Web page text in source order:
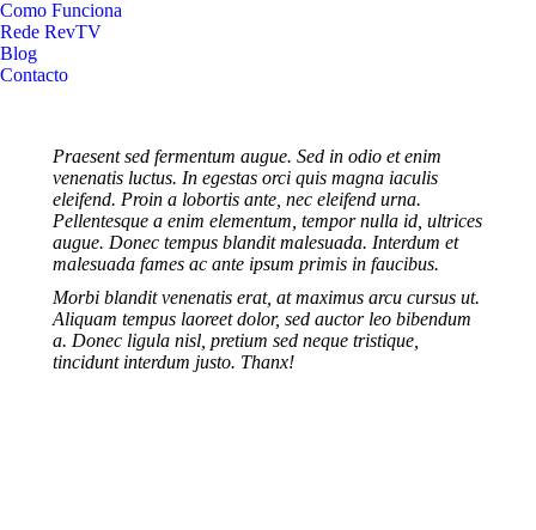
Como Funciona
Rede RevTV
Blog
Contacto
Praesent sed fermentum augue. Sed in odio et enim
venenatis luctus. In egestas orci quis magna iaculis
eleifend. Proin a lobortis ante, nec eleifend urna.
Pellentesque a enim elementum, tempor nulla id, ultrices
augue. Donec tempus blandit malesuada. Interdum et
malesuada fames ac ante ipsum primis in faucibus.
Morbi blandit venenatis erat, at maximus arcu cursus ut.
Aliquam tempus laoreet dolor, sed auctor leo bibendum
a. Donec ligula nisl, pretium sed neque tristique,
tincidunt interdum justo. Thanx!